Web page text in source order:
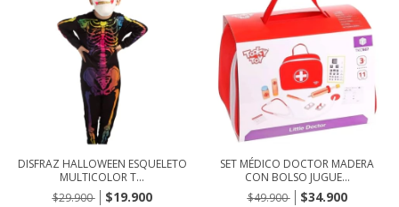
DISFRAZ HALLOWEEN ESQUELETO
MULTICOLOR T...
$29.900
$19.900
SET MÉDICO DOCTOR MADERA
CON BOLSO JUGUE...
$49.900
$34.900